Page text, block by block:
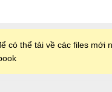
có thể tải về các files mới